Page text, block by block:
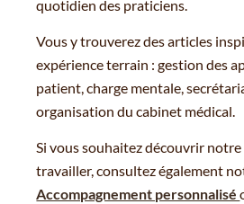
quotidien des praticiens.
Vous y trouverez des articles
expérience terrain : gestion des
patient, charge mentale,
organisation du cabinet médical.
Si vous souhaitez découvrir
travailler, consultez également
Accompagnement personnalisé